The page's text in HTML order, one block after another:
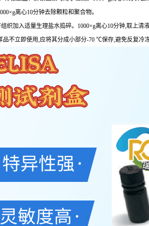
离心10分钟去除颗粒和聚合物。
织加入适量生理盐水捣碎。1000×g离心10分钟,取上清液
品不立即使用,应将其分成小部分-70 ℃保存,避免反复冷